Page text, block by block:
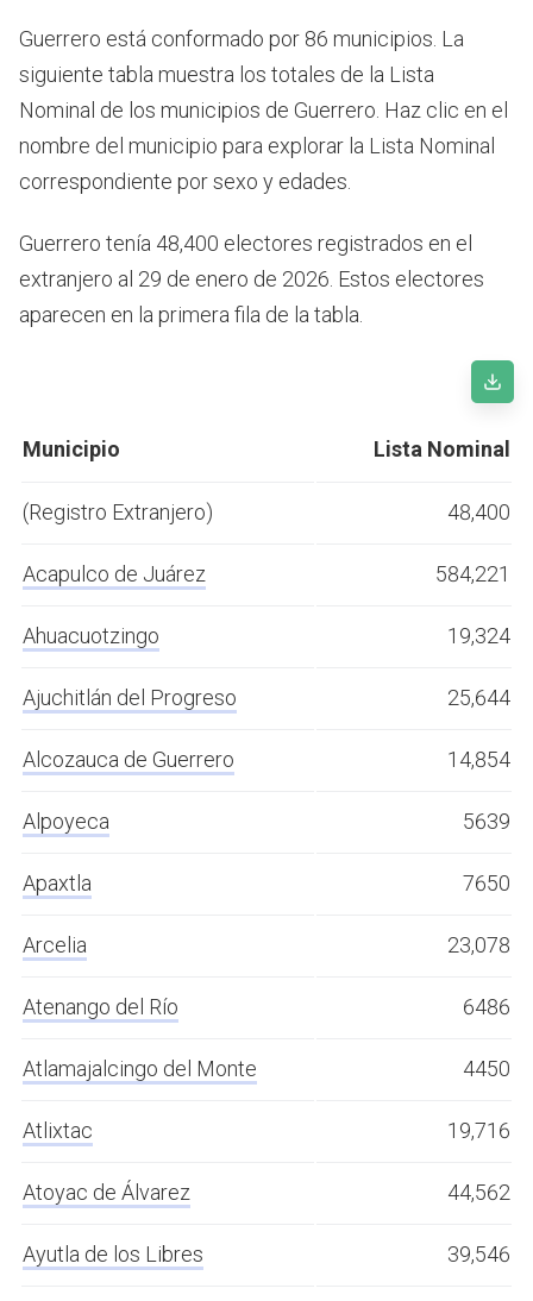
Guerrero está conformado por 86 municipios. La
siguiente tabla muestra los totales de la Lista
Nominal de los municipios de Guerrero. Haz clic en el
nombre del municipio para explorar la Lista Nominal
correspondiente por sexo y edades.
Guerrero tenía 48,400 electores registrados en el
extranjero al 29 de enero de 2026. Estos electores
aparecen en la primera fila de la tabla.
Municipio Lista Nominal
(Registro Extranjero) 48,400
Acapulco de Juárez 584,221
Ahuacuotzingo 19,324
Ajuchitlán del Progreso 25,644
Alcozauca de Guerrero 14,854
Alpoyeca 5639
Apaxtla 7650
Arcelia 23,078
Atenango del Río 6486
Atlamajalcingo del Monte 4450
Atlixtac 19,716
Atoyac de Álvarez 44,562
Ayutla de los Libres 39,546